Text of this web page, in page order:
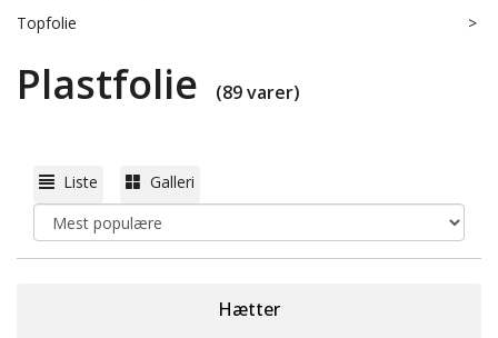
>
Topfolie
Plastfolie (89 varer)
Liste Galleri
Hætter